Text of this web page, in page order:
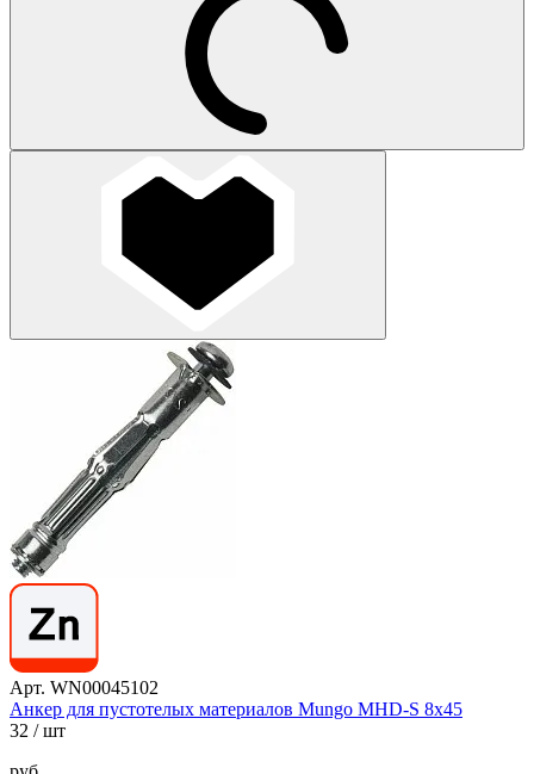
Арт. WN00045102
Анкер для пустотелых материалов Mungo MHD-S 8х45
32 / шт